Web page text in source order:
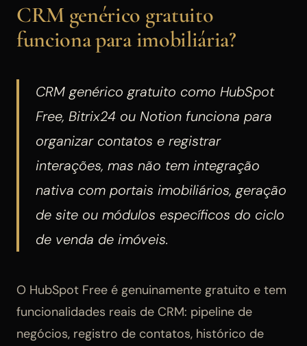
CRM genérico gratuito
funciona para imobiliária?
CRM genérico gratuito como HubSpot
Free, Bitrix24 ou Notion funciona para
organizar contatos e registrar
interações, mas não tem integração
nativa com portais imobiliários, geração
de site ou módulos específicos do ciclo
de venda de imóveis.
O HubSpot Free é genuinamente gratuito e tem
funcionalidades reais de CRM: pipeline de
negócios, registro de contatos, histórico de